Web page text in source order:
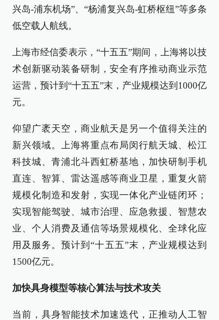
兴岛-浦东机场”、“杨浦复兴岛-虹桥枢纽”等多条
低空载人航线。
上海市经信委表示，“十五五”期间，上海将以技
术创新驱动装备研制，安全有序推动商业示范
运营，预计到“十五五”末，产业规模达到1000亿
元。
仰望广袤天空，商业航天是另一个值得关注的
新兴领域。上海将重点布局闵行航天城、松江
科技城、青浦北斗西虹桥基地，加快研制手机
直连、智算、雷达遥感等商业卫星，重复火箭
规模化制造和发射，实现一体化产业链闭环；
实现智能驾驶、城市治理、应急救援、智慧农
业、个人消费及通信等场景规模化、全球化应
用及服务。预计到“十五五”末，产业规模达到
1500亿元。
加快具身模型等核心算法与技术攻关
当前，具身智能技术加速迭代，正推动人工智